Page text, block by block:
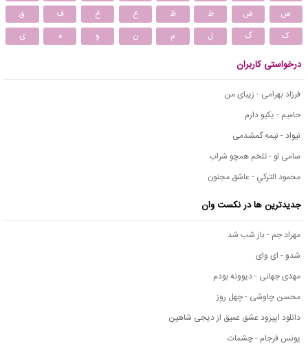
ص
ض ط ظ ع غ ف
ق
ک
گ ل م ن و ه ی
درخواستی کاربران
فرزاد بهرامی - زیبای من
حامیم - یکیو دارم
نیواد - نیمه گمشدمی
سامی لو - تلخم همچو شراب
محمود التركي - عاشق مجنون
جدیدترین ها در نکست وان
مهراد جم - باز شب شد
شدو - ای وای
مهدی جهانی - دیوونه بودم
محسن چاوشی - چهل روز
دانلود اپیزود عشق عمیق از دیجی شاهین
یونس فرجام - چشمات